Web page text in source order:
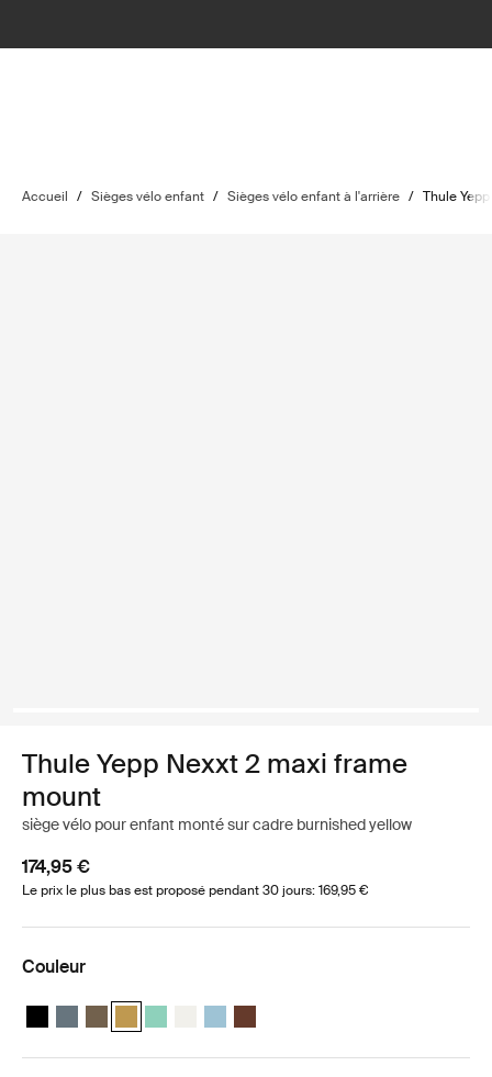
Accueil / Sièges vélo enfant / Sièges vélo enfant à l'arrière / Thule
Thule Yepp Nexxt 2 maxi frame
mount
siège vélo pour enfant monté sur cadre burnished yellow
174,95 €
Le prix le plus bas est proposé pendant 30 jours: 169,95 €
Couleur
Thule Yepp Nexxt 2 Noir minuit
Thule Yepp Nexxt 2 Ardoise foncée
Thule Yepp Nexxt 2 Kaki rofond
Thule Yepp Nexxt 2 Jaune poli (selected)
Thule Yepp Nexxt 2 Maxi Mint Green
Thule Yepp Nexxt 2 Maxi Snow White
Thule Yepp Nexxt 2 Maxi Aigue-marine
Thule Yepp Nexxt 2 Maxi Chocolate